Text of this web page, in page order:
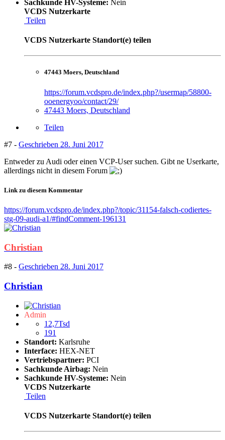
Sachkunde HV-Systeme: Nein
VCDS Nutzerkarte
Teilen
VCDS Nutzerkarte Standort(e) teilen
47443 Moers, Deutschland
https://forum.vcdspro.de/index.php?/usermap/58800-
ooenergyoo/contact/29/
47443 Moers, Deutschland
Teilen
#7 - Geschrieben 28. Juni 2017
Entweder zu Audi oder einen VCP-User suchen. Gibt ne Userkarte,
allerdings nicht in diesem Forum
Link zu diesem Kommentar
https://forum.vcdspro.de/index.php?/topic/31154-falsch-codiertes-
stg-09-audi-a1/#findComment-196131
Christian
#8 - Geschrieben 28. Juni 2017
Christian
Admin
12,7Tsd
191
Standort: Karlsruhe
Interface: HEX-NET
Vertriebspartner: PCI
Sachkunde Airbag: Nein
Sachkunde HV-Systeme: Nein
VCDS Nutzerkarte
Teilen
VCDS Nutzerkarte Standort(e) teilen